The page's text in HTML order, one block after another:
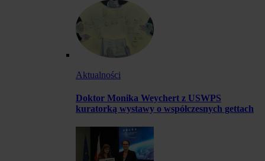
Aktualności
Doktor Monika Weychert z USWPS
kuratorką wystawy o współczesnych gettach